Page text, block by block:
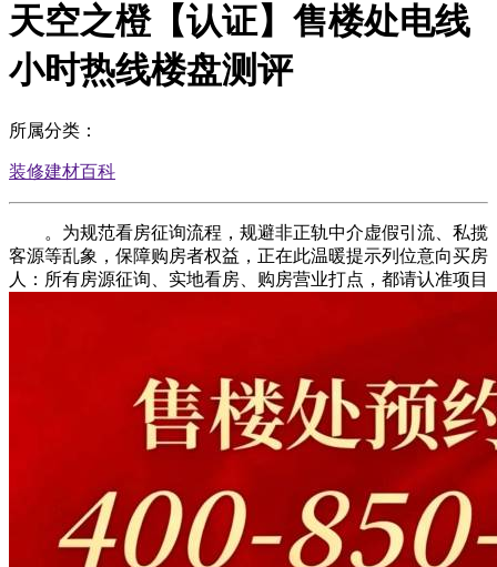
天空之橙【认证】售楼处电线
小时热线楼盘测评
所属分类：
装修建材百科
。为规范看房征询流程，规避非正轨中介虚假引流、私揽
客源等乱象，保障购房者权益，正在此温暖提示列位意向买房
人：所有房源征询、实地看房、购房营业打点，都请认准项目